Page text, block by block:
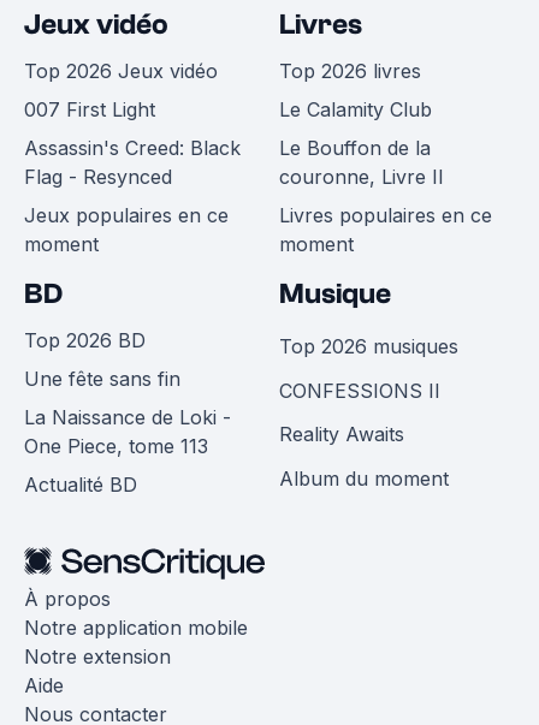
Jeux vidéo
Top 2026 Jeux vidéo
007 First Light
Assassin's Creed: Black
Flag - Resynced
Jeux populaires en ce
moment
Livres
Top 2026 livres
Le Calamity Club
Le Bouffon de la
couronne, Livre II
Livres populaires en ce
moment
BD
Top 2026 BD
Une fête sans fin
La Naissance de Loki -
One Piece, tome 113
Actualité BD
Musique
Top 2026 musiques
CONFESSIONS II
Reality Awaits
Album du moment
À propos
Notre application mobile
Notre extension
Aide
Nous contacter